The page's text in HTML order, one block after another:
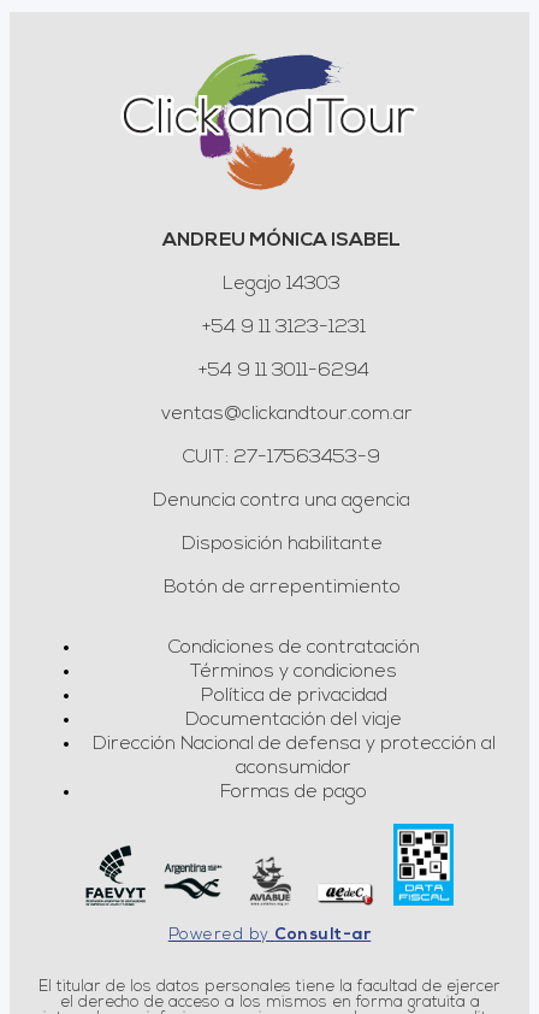
ANDREU MÓNICA ISABEL
Legajo 14303
+54 9 11 3123-1231
+54 9 11 3011-6294
ventas@clickandtour.com.ar
CUIT: 27-17563453-9
Denuncia contra una agencia
Disposición habilitante
Botón de arrepentimiento
Condiciones de contratación
Términos y condiciones
Política de privacidad
Documentación del viaje
Dirección Nacional de defensa y protección al
aconsumidor
Formas de pago
Powered by Consult-ar
El titular de los datos personales tiene la facultad de ejercer
el derecho de acceso a los mismos en forma gratuita a